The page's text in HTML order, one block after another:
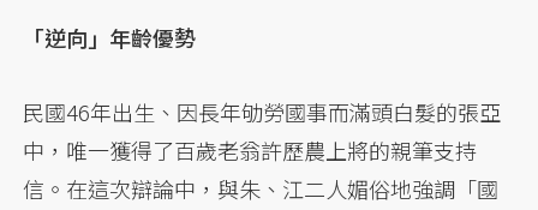
「逆向」年齡優勢
民國46年出生、因長年劬勞國事而滿頭白髮的張亞
中，唯一獲得了百歲老翁許歷農上將的親筆支持
信。在這次辯論中，與朱、江二人媚俗地強調「國